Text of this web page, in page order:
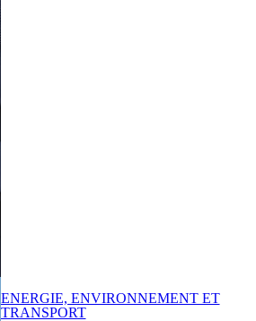
ENERGIE, ENVIRONNEMENT ET
TRANSPORT